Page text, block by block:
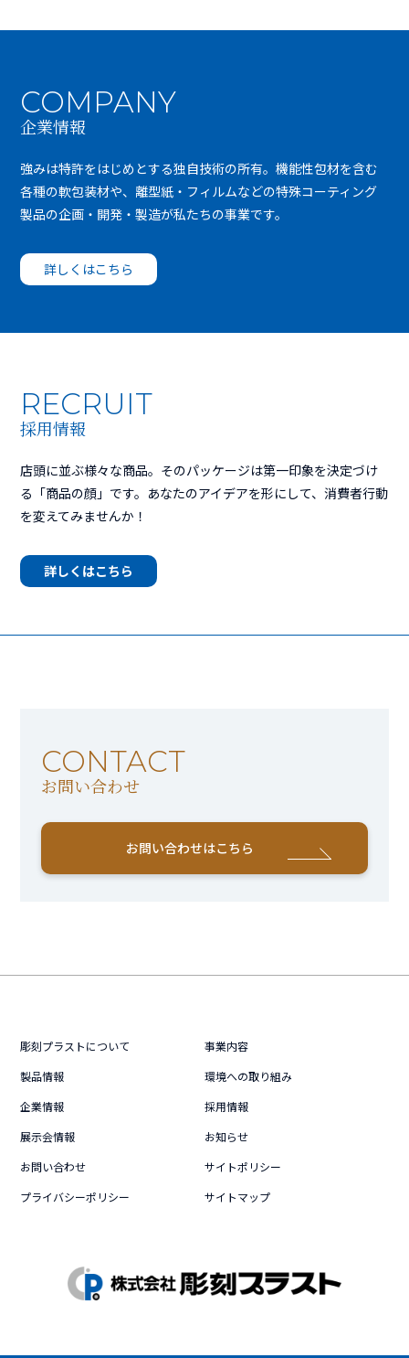
COMPANY
企業情報
強みは特許をはじめとする独自技術の所有。機能性包材を含む
各種の軟包装材や、離型紙・フィルムなどの特殊コーティング
製品の企画・開発・製造が私たちの事業です。
詳しくはこちら
RECRUIT
採用情報
店頭に並ぶ様々な商品。そのパッケージは第一印象を決定づけ
る「商品の顔」です。あなたのアイデアを形にして、消費者行動
を変えてみませんか！
詳しくはこちら
CONTACT
お問い合わせ
お問い合わせはこちら
彫刻プラストについて
事業内容
製品情報
環境への取り組み
企業情報
採用情報
展示会情報
お知らせ
お問い合わせ
サイトポリシー
プライバシーポリシー
サイトマップ